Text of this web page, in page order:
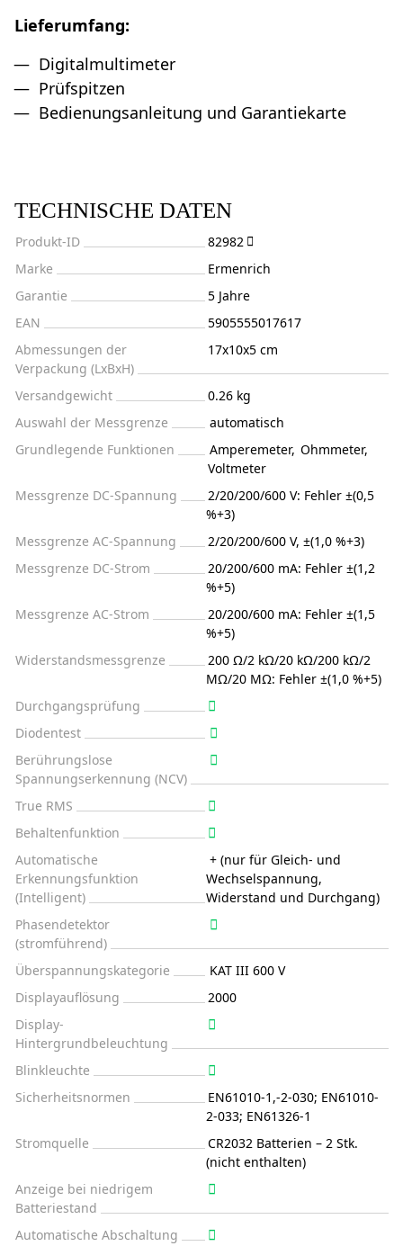
Lieferumfang:
Digitalmultimeter
Prüfspitzen
Bedienungsanleitung und Garantiekarte
TECHNISCHE DATEN
Produkt-ID
82982
Marke
Ermenrich
Garantie
5 Jahre
EAN
5905555017617
Abmessungen der
Verpackung (LxBxH)
17x10x5 cm
Versandgewicht
0.26 kg
Auswahl der Messgrenze
automatisch
Grundlegende Funktionen
Amperemeter, Ohmmeter,
Voltmeter
Messgrenze DC-Spannung
2/20/200/600 V: Fehler ±(0,5
%+3)
Messgrenze AC-Spannung
2/20/200/600 V, ±(1,0 %+3)
Messgrenze DC-Strom
20/200/600 mA: Fehler ±(1,2
%+5)
Messgrenze AC-Strom
20/200/600 mA: Fehler ±(1,5
%+5)
Widerstandsmessgrenze
200 Ω/2 kΩ/20 kΩ/200 kΩ/2
MΩ/20 MΩ: Fehler ±(1,0 %+5)
Durchgangsprüfung
Diodentest
Berührungslose
Spannungserkennung (NCV)
True RMS
Behaltenfunktion
Automatische
Erkennungsfunktion
(Intelligent)
+ (nur für Gleich- und
Wechselspannung,
Widerstand und Durchgang)
Phasendetektor
(stromführend)
Überspannungskategorie
KAT III 600 V
Displayauflösung
2000
Display-
Hintergrundbeleuchtung
Blinkleuchte
Sicherheitsnormen
EN61010-1,-2-030; EN61010-
2-033; EN61326-1
Stromquelle
CR2032 Batterien – 2 Stk.
(nicht enthalten)
Anzeige bei niedrigem
Batteriestand
Automatische Abschaltung